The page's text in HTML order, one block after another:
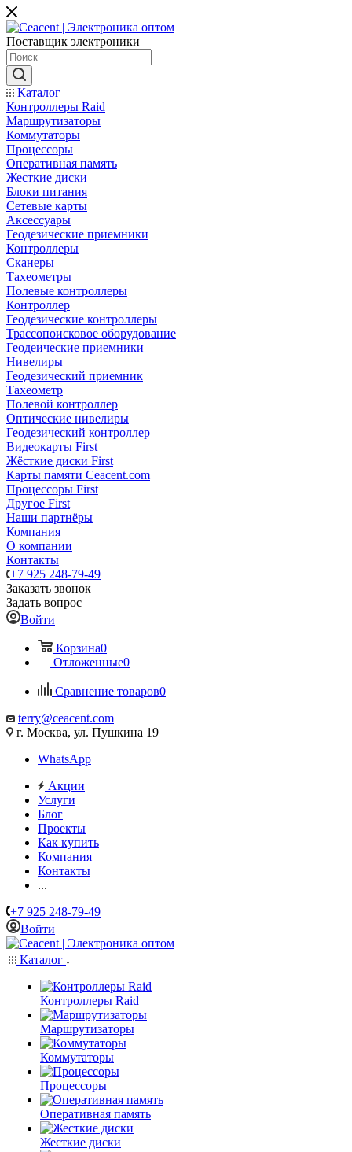
Поставщик электроники
Каталог
Контроллеры Raid
Маршрутизаторы
Коммутаторы
Процессоры
Оперативная память
Жесткие диски
Блоки питания
Сетевые карты
Аксессуары
Геодезические приемники
Контроллеры
Сканеры
Тахеометры
Полевые контроллеры
Контроллер
Геодезические контроллеры
Трассопоисковое оборудование
Геодеические приемники
Нивелиры
Геодезический приемник
Тахеометр
Полевой контроллер
Оптические нивелиры
Геодезический контроллер
Видеокарты First
Жёсткие диски First
Карты памяти Ceacent.com
Процессоры First
Другое First
Наши партнёры
Компания
О компании
Контакты
+7 925 248-79-49
Заказать звонок
Задать вопрос
Войти
Корзина0
Отложенные0
Сравнение товаров0
terry@ceacent.com
г. Москва, ул. Пушкина 19
WhatsApp
Акции
Услуги
Блог
Проекты
Как купить
Компания
Контакты
...
+7 925 248-79-49
Войти
Каталог
Контроллеры Raid
Маршрутизаторы
Коммутаторы
Процессоры
Оперативная память
Жесткие диски